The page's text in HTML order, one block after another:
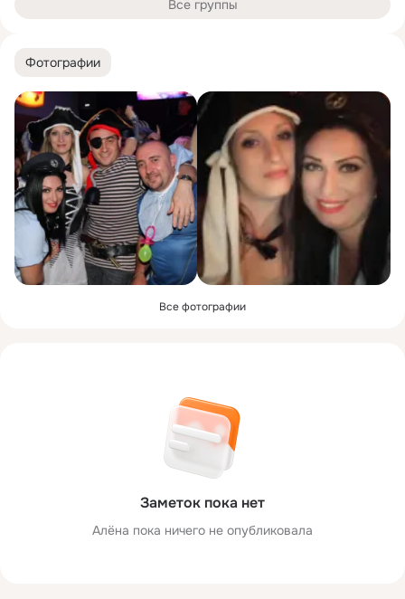
Фотографии
Все фотографии
Заметок пока нет
Алёна пока ничего не опубликовала
Все группы